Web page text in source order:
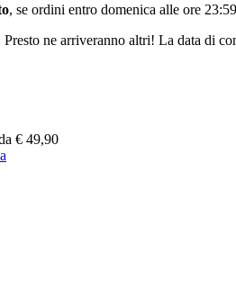
, se ordini entro domenica alle ore 23:59
ne arriveranno altri! La data di
€ 49,90